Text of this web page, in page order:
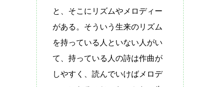
と、そこにリズムやメロディー
がある。そういう生来のリズム
を持っている人といない人がい
て、持っている人の詩は作曲が
しやすく、読んでいけばメロデ